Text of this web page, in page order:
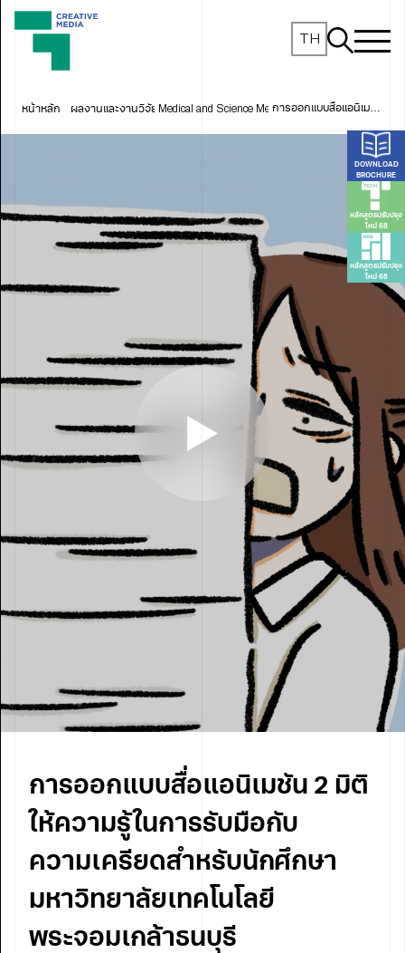
TH
DOWNLOAD
BROCHURE
หลักสูตรปรับปรุง
ใหม่ 68
หลักสูตรปรับปรุง
ใหม่ 68
หน้าหลัก ผลงานและงานวิจัย Medical and Science Media การออกแบบสื่อแอนิเมชัน 2 มิติ ให้ความรู้ในการรับมือกับความเครียดสำหรับนักศึกษามหาวิทยาลัยเทคโนโลยีพระจอมเกล้าธนบุรี
การออกแบบสื่อแอนิเมชัน 2 มิติ
ให้ความรู้ในการรับมือกับ
ความเครียดสำหรับนักศึกษา
มหาวิทยาลัยเทคโนโลยี
พระจอมเกล้าธนบุรี